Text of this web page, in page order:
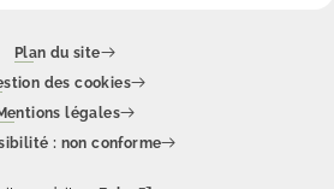
Plan du site
des cookies
légales
: non conforme